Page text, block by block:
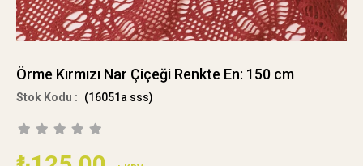
Örme Kırmızı Nar Çiçeği Renkte En: 150 cm
(16051a sss)